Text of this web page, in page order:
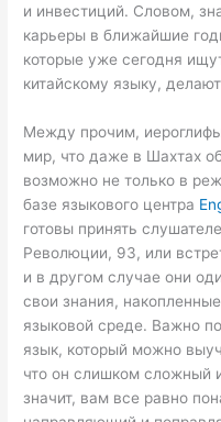
и инвестиций. Словом,
карьеры в ближайшие
которые уже сегодня
китайскому языку,
Между прочим,
мир, что даже в Шахтах
возможно не только в
базе языкового центра
готовы принять
Революции, 93, или
и в другом случае они
свои знания,
языковой среде. Важно
язык, который можно
что он слишком сложный
значит, вам все равно